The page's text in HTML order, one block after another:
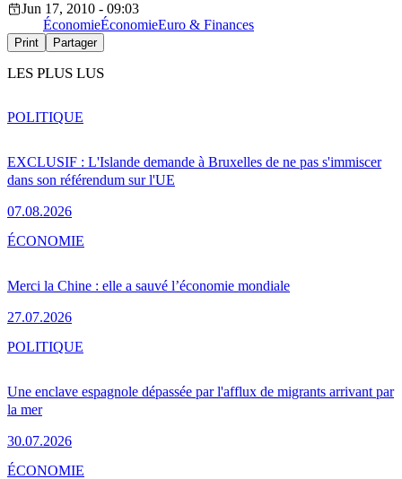
Jun 17, 2010 - 09:03
ÉconomieÉconomieEuro & Finances
Print Partager
LES PLUS LUS
EXCLUSIF : L'Islande demande à Bruxelles de ne pas s'immiscer
dans son référendum sur l'UE
07.08.2026
POLITIQUE
Merci la Chine : elle a sauvé l’économie mondiale
27.07.2026
ÉCONOMIE
Une enclave espagnole dépassée par l'afflux de migrants arrivant par
la mer
30.07.2026
POLITIQUE
ÉCONOMIE